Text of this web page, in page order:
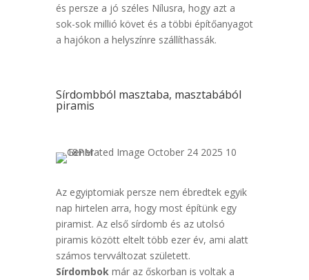
és persze a jó széles Nílusra, hogy azt a
sok-sok millió követ és a többi építőanyagot
a hajókon a helyszínre szállíthassák.
Sírdombból masztaba, masztabából
piramis
Az egyiptomiak persze nem ébredtek egyik
nap hirtelen arra, hogy most építünk egy
piramist. Az első sírdomb és az utolsó
piramis között eltelt több ezer év, ami alatt
számos tervváltozat született.
Sírdombokmár az őskorban is voltak a